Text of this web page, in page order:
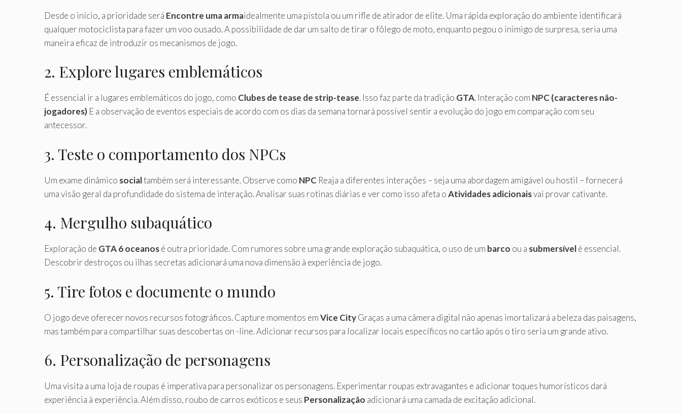
Desde o início, a prioridade será Encontre uma armaidealmente uma pistola ou um rifle de atirador de elite. Uma rápida exploração do ambiente identificará
qualquer motociclista para fazer um voo ousado. A possibilidade de dar um salto de tirar o fôlego de moto, enquanto pegou o inimigo de surpresa, seria uma
maneira eficaz de introduzir os mecanismos de jogo.
2. Explore lugares emblemáticos
É essencial ir a lugares emblemáticos do jogo, como Clubes de tease de strip-tease. Isso faz parte da tradição GTA. Interação com NPC (caracteres não-
jogadores) E a observação de eventos especiais de acordo com os dias da semana tornará possível sentir a evolução do jogo em comparação com seu
antecessor.
3. Teste o comportamento dos NPCs
Um exame dinâmico socialtambém será interessante. Observe como NPC Reaja a diferentes interações – seja uma abordagem amigável ou hostil – fornecerá
uma visão geral da profundidade do sistema de interação. Analisar suas rotinas diárias e ver como isso afeta oAtividades adicionaisvai provar cativante.
4. Mergulho subaquático
Exploração de GTA 6 oceanosé outra prioridade. Com rumores sobre uma grande exploração subaquática, o uso de um barco ou a submersívelé essencial.
Descobrir destroços ou ilhas secretas adicionará uma nova dimensão à experiência de jogo.
5. Tire fotos e documente o mundo
O jogo deve oferecer novos recursos fotográficos. Capture momentos emVice CityGraças a uma câmera digital não apenas imortalizará a beleza das paisagens,
mas também para compartilhar suas descobertas on -line. Adicionar recursos para localizar locais específicos no cartão após o tiro seria um grande ativo.
6. Personalização de personagens
Uma visita a uma loja de roupas é imperativa para personalizar os personagens. Experimentar roupas extravagantes e adicionar toques humorísticos dará
experiência à experiência. Além disso, roubo de carros exóticos e seus Personalização adicionará uma camada de excitação adicional.